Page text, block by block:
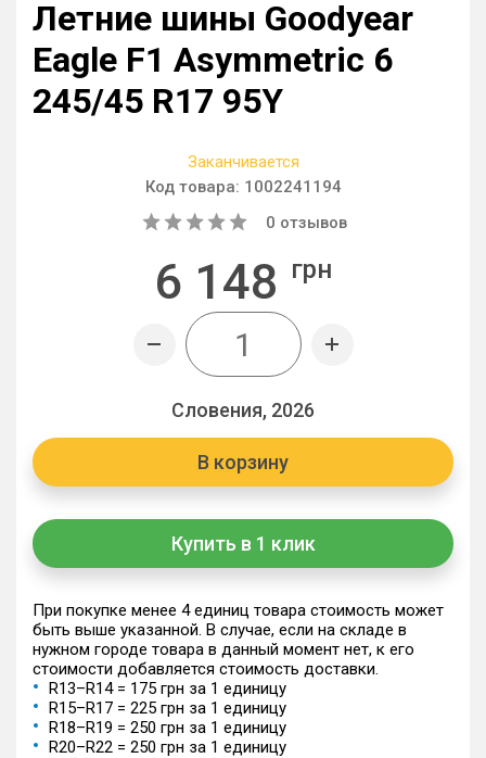
Летние шины Goodyear
Eagle F1 Asymmetric 6
245/45 R17 95Y
Заканчивается
Код товара: 1002241194
0 отзывов
6 148 грн
Словения, 2026
В корзину
Купить в 1 клик
При покупке менее 4 единиц товара стоимость может
быть выше указанной. В случае, если на складе в
нужном городе товара в данный момент нет, к его
стоимости добавляется стоимость доставки.
R13–R14 = 175 грн за 1 единицу
R15–R17 = 225 грн за 1 единицу
R18–R19 = 250 грн за 1 единицу
R20–R22 = 250 грн за 1 единицу